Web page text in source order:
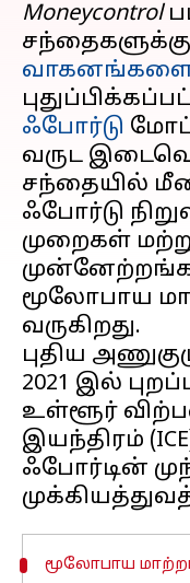
Moneycontrol
சந்தைகளுக்கு
ஃபோர்டு
வருட
சந்தையில்
ஃபோர்டு
முறைகள்
மூலோபாய
வருகிறது.
புதிய
2021 இல்
உள்ளூர்
இயந்திரம்
ஃபோர்டின்
மூலோபாய